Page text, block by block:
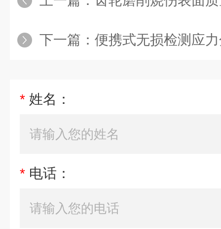
下一篇： 便携式无损检测应
* 姓名：
* 电话：